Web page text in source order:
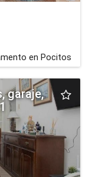
en Pocitos
garaje,